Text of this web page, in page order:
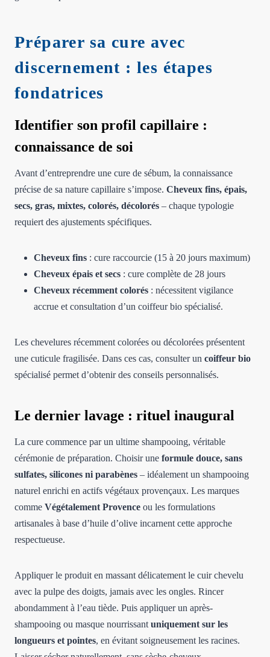
Préparer sa cure avec
discernement : les étapes
fondatrices
Identifier son profil capillaire :
connaissance de soi
Avant d’entreprendre une cure de sébum, la connaissance
précise de sa nature capillaire s’impose. Cheveux fins, épais,
secs, gras, mixtes, colorés, décolorés – chaque typologie
requiert des ajustements spécifiques.
Cheveux fins : cure raccourcie (15 à 20 jours maximum)
Cheveux épais et secs : cure complète de 28 jours
Cheveux récemment colorés : nécessitent vigilance
accrue et consultation d’un coiffeur bio spécialisé.
Les chevelures récemment colorées ou décolorées présentent
une cuticule fragilisée. Dans ces cas, consulter un coiffeur bio
spécialisé permet d’obtenir des conseils personnalisés.
Le dernier lavage : rituel inaugural
La cure commence par un ultime shampooing, véritable
cérémonie de préparation. Choisir une formule douce, sans
sulfates, silicones ni parabènes – idéalement un shampooing
naturel enrichi en actifs végétaux provençaux. Les marques
comme Végétalement Provence ou les formulations
artisanales à base d’huile d’olive incarnent cette approche
respectueuse.
Appliquer le produit en massant délicatement le cuir chevelu
avec la pulpe des doigts, jamais avec les ongles. Rincer
abondamment à l’eau tiède. Puis appliquer un après-
shampooing ou masque nourrissant uniquement sur les
longueurs et pointes, en évitant soigneusement les racines.